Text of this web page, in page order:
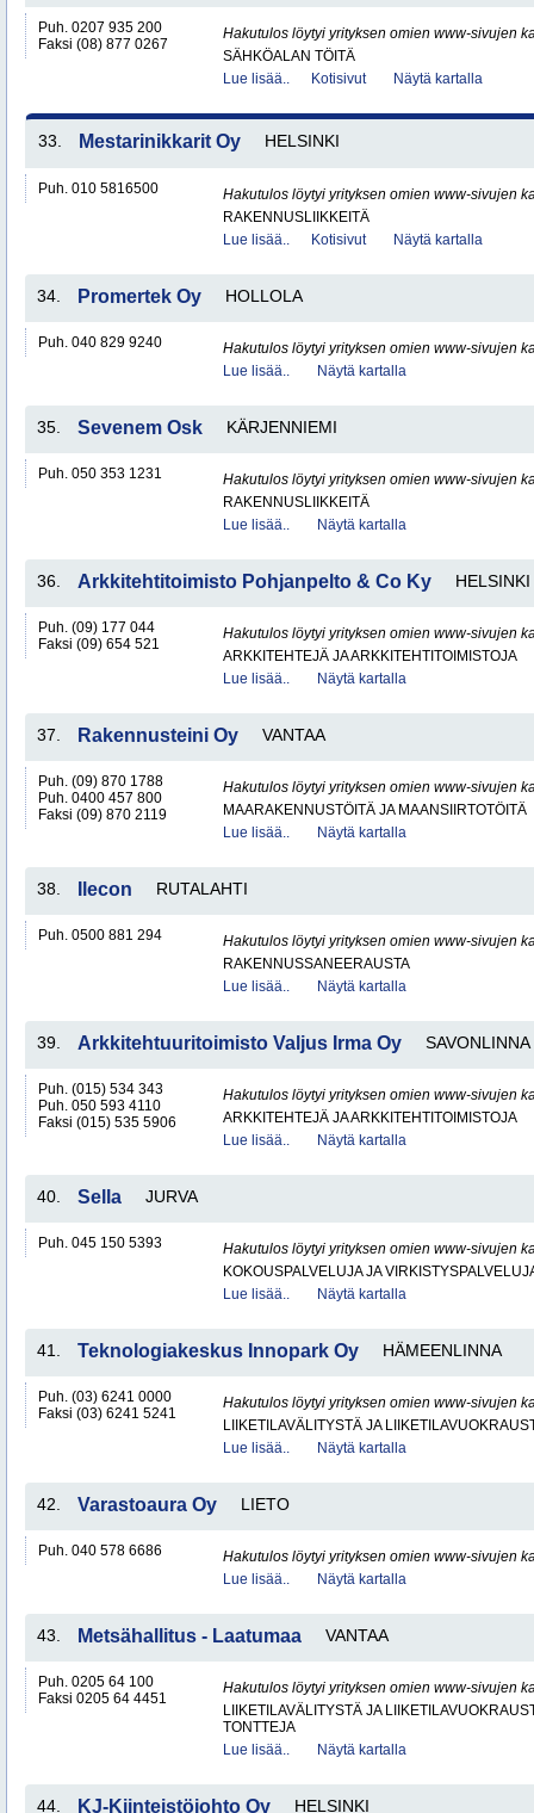
Puh. 0207 935 200
Faksi (08) 877 0267
Hakutulos löytyi yrityksen omien www-sivujen
SÄHKÖALAN TÖITÄ
Lue lisää..
Kotisivut Näytä kartalla
33. Mestarinikkarit Oy HELSINKI
Puh. 010 5816500
Hakutulos löytyi yrityksen omien www-sivujen
RAKENNUSLIIKKEITÄ
Lue lisää..
Kotisivut Näytä kartalla
34. Promertek Oy HOLLOLA
Puh. 040 829 9240
Hakutulos löytyi yrityksen omien www-sivujen
Lue lisää..
Näytä kartalla
35. Sevenem Osk KÄRJENNIEMI
Puh. 050 353 1231
Hakutulos löytyi yrityksen omien www-sivujen
RAKENNUSLIIKKEITÄ
Lue lisää..
Näytä kartalla
36. Arkkitehtitoimisto Pohjanpelto & Co Ky HELSINKI
Puh. (09) 177 044
Faksi (09) 654 521
Hakutulos löytyi yrityksen omien www-sivujen
ARKKITEHTEJÄ JA ARKKITEHTITOIMISTOJA
Lue lisää..
Näytä kartalla
37. Rakennusteini Oy VANTAA
Puh. (09) 870 1788
Puh. 0400 457 800
Faksi (09) 870 2119
Hakutulos löytyi yrityksen omien www-sivujen
MAARAKENNUSTÖITÄ JA MAANSIIRTOTÖITÄ
Lue lisää..
Näytä kartalla
38. Ilecon RUTALAHTI
Puh. 0500 881 294
Hakutulos löytyi yrityksen omien www-sivujen
RAKENNUSSANEERAUSTA
Lue lisää..
Näytä kartalla
39. Arkkitehtuuritoimisto Valjus Irma Oy SAVONLINNA
Puh. (015) 534 343
Puh. 050 593 4110
Faksi (015) 535 5906
Hakutulos löytyi yrityksen omien www-sivujen
ARKKITEHTEJÄ JA ARKKITEHTITOIMISTOJA
Lue lisää..
Näytä kartalla
40. Sella JURVA
Puh. 045 150 5393
Hakutulos löytyi yrityksen omien www-sivujen
KOKOUSPALVELUJA JA
Lue lisää..
Näytä kartalla
41. Teknologiakeskus Innopark Oy HÄMEENLINNA
Puh. (03) 6241 0000
Faksi (03) 6241 5241
Hakutulos löytyi yrityksen omien www-sivujen
LIIKETILAVÄLITYSTÄ JA
Lue lisää..
Näytä kartalla
42. Varastoaura Oy LIETO
Puh. 040 578 6686
Hakutulos löytyi yrityksen omien www-sivujen
Lue lisää..
Näytä kartalla
43. Metsähallitus - Laatumaa VANTAA
Puh. 0205 64 100
Faksi 0205 64 4451
Hakutulos löytyi yrityksen omien www-sivujen
LIIKETILAVÄLITYSTÄ JA
TONTTEJA
Lue lisää..
Näytä kartalla
44. KJ-Kiinteistöjohto Oy HELSINKI